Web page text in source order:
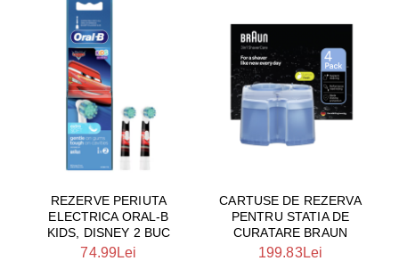
REZERVE PERIUTA
ELECTRICA ORAL-B
KIDS, DISNEY 2 BUC
74.99Lei
CARTUSE DE REZERVA
PENTRU STATIA DE
CURATARE BRAUN
199.83Lei